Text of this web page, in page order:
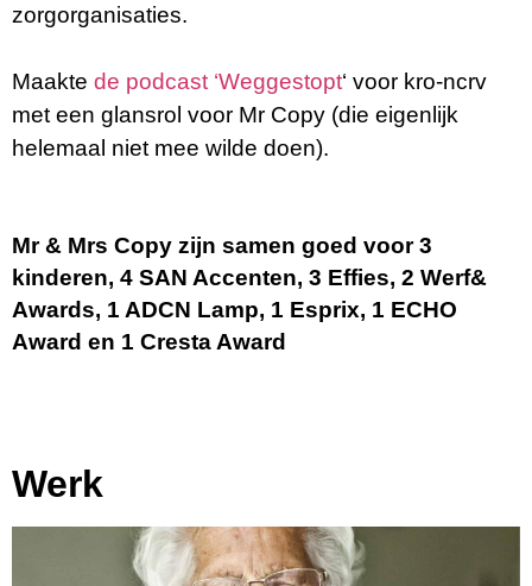
zorgorganisaties.
Maakte de podcast ‘Weggestopt‘ voor kro-ncrv
met een glansrol voor Mr Copy (die eigenlijk
helemaal niet mee wilde doen).
Mr & Mrs Copy zijn samen goed voor 3
kinderen, 4 SAN Accenten, 3 Effies, 2 Werf&
Awards, 1 ADCN Lamp, 1 Esprix, 1 ECHO
Award en 1 Cresta Award
Werk